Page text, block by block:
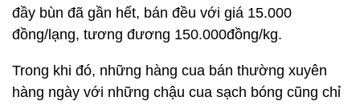
đầy bùn đã gần hết, bán đều với giá 15.000
đồng/lạng, tương đương 150.000đồng/kg.
Trong khi đó, những hàng cua bán thường xuyên
hàng ngày với những chậu cua sạch bóng cũng chỉ